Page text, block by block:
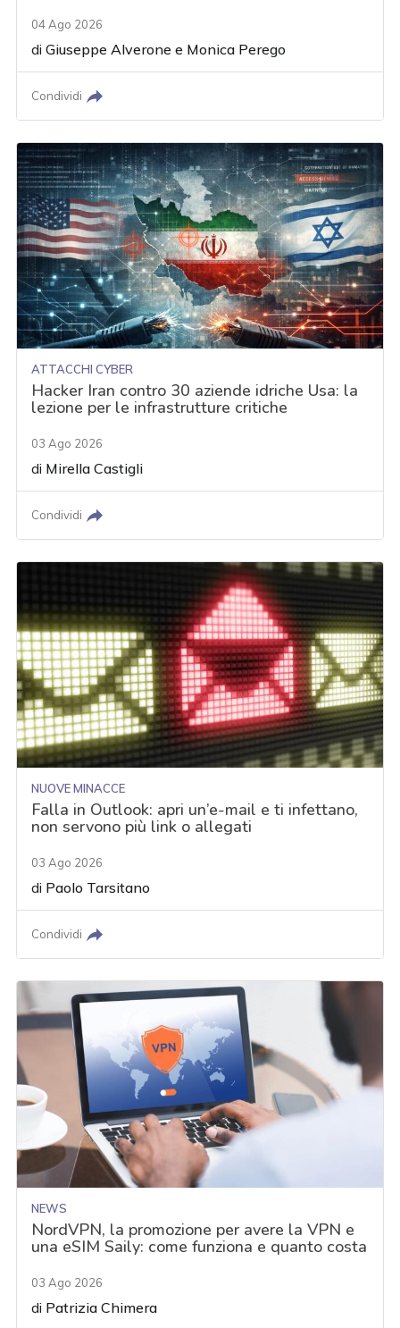
04 Ago 2026
diGiuseppe Alverone e Monica Perego
Condividi
ATTACCHI CYBER
Hacker Iran contro 30 aziende idriche Usa: la
lezione per le infrastrutture critiche
03 Ago 2026
di Mirella Castigli
Condividi
NUOVE MINACCE
Falla in Outlook: apri un’e-mail e ti infettano,
non servono più link o allegati
03 Ago 2026
di Paolo Tarsitano
Condividi
NEWS
NordVPN, la promozione per avere la VPN e
una eSIM Saily: come funziona e quanto costa
03 Ago 2026
di Patrizia Chimera